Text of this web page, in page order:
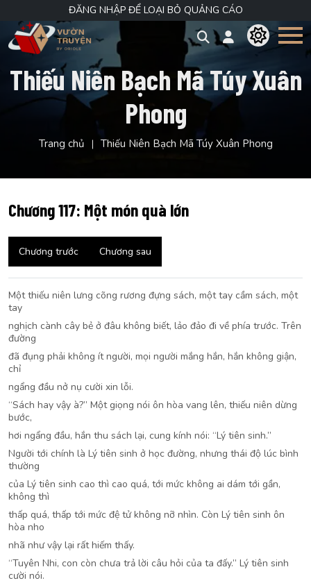
ĐĂNG NHẬP ĐỂ LOẠI BỎ QUẢNG CÁO
Thiếu Niên Bạch Mã Túy Xuân
Phong
Trang chủ Thiếu Niên Bạch Mã Túy Xuân Phong
Chương 117: Một món quà lớn
Chương trước Chương sau
Một thiếu niên lưng cõng rương đựng sách, một tay cầm sách, một
tay
nghịch cành cây bẻ ở đâu không biết, lảo đảo đi về phía trước. Trên
đường
đã đụng phải không ít người, mọi người mắng hắn, hắn không giận,
chỉ
ngẩng đầu nở nụ cười xin lỗi.
“Sách hay vậy à?” Một giọng nói ôn hòa vang lên, thiếu niên dừng
bước,
hơi ngẩng đầu, hắn thu sách lại, cung kính nói: “Lý tiên sinh.”
Người tới chính là Lý tiên sinh ở học đường, nhưng thái độ lúc bình
thường
của Lý tiên sinh cao thì cao quá, tới mức không ai dám tới gần,
không thì
thấp quá, thấp tới mức đệ tử không nỡ nhìn. Còn Lý tiên sinh ôn
hòa nho
nhã như vậy lại rất hiếm thấy.
“Tuyên Nhi, con còn chưa trả lời câu hỏi của ta đấy.” Lý tiên sinh
cười nói.